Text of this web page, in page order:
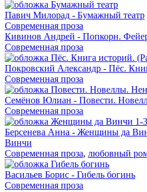
Павич Милорад - Бумажный театр
Современная проза
Кивинов Андрей - Попкорн.
Современная проза
Покровский Александр - Пёс.
Современная проза
Семёнов Юлиан - Повести.
Современная проза
Берсенева Анна - Женщины да
Винчи
Современная проза, любовный
Васильев Борис - Гибель богинь
Современная проза